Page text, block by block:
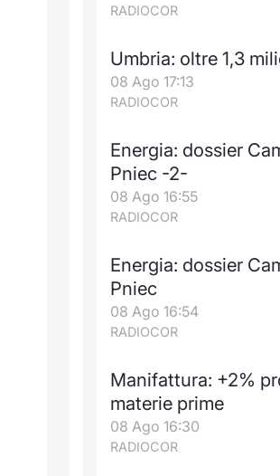
RADIOCOR
Umbria: oltre 1,3
08 Ago 17:13
RADIOCOR
Energia: dossier
Pniec -2-
08 Ago 16:55
RADIOCOR
Energia: dossier
Pniec
08 Ago 16:54
RADIOCOR
Manifattura: +2%
materie prime
08 Ago 16:30
RADIOCOR